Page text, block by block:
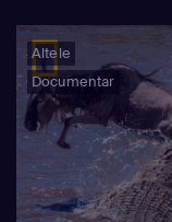
Altele
Documentar